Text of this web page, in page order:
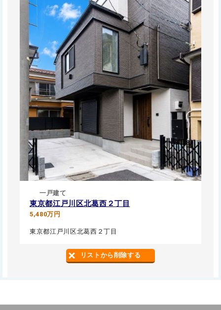
一戸建て
東京都江戸川区北葛西２丁目
5,480万円
東京都江戸川区北葛西２丁目
リストから削除する